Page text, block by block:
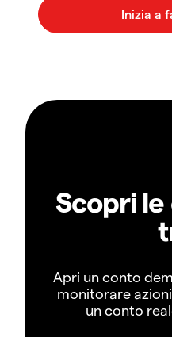
Scopri
Apri un conto
monitorare
un conto